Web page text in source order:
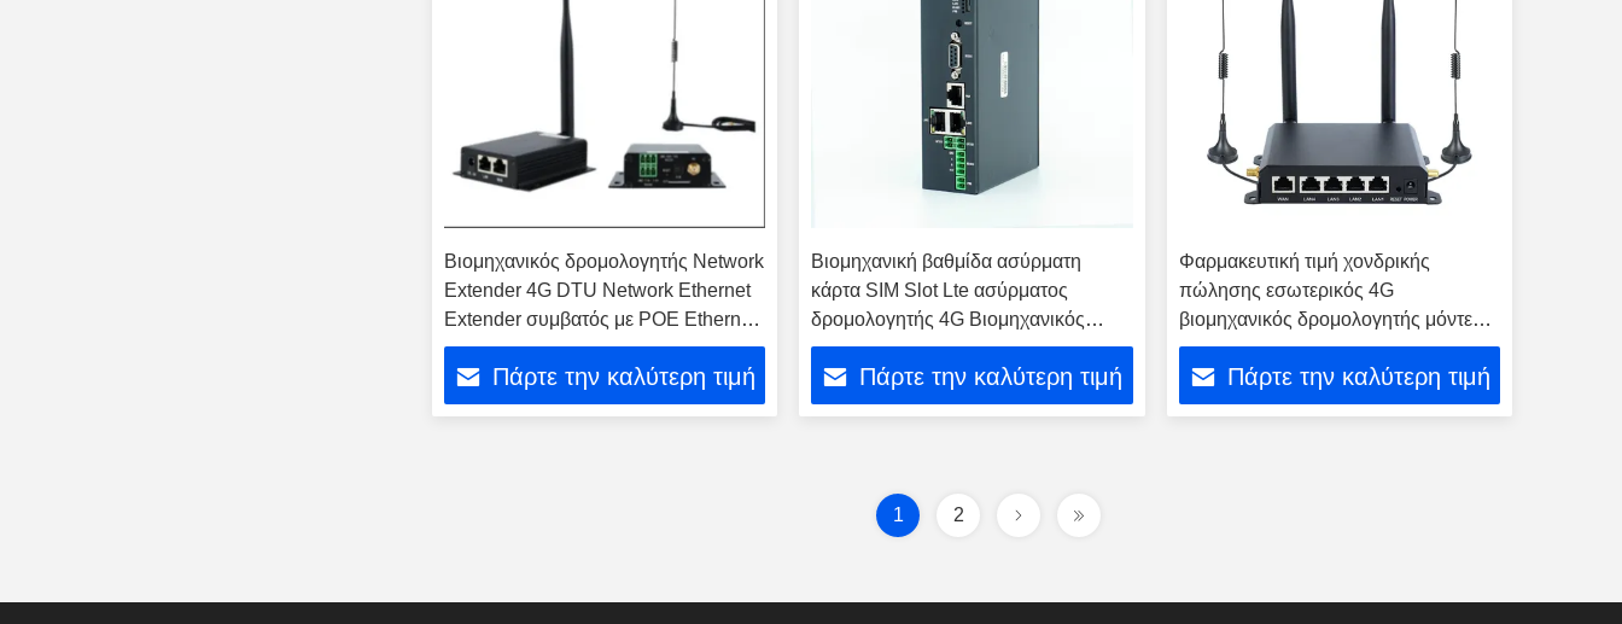
Βιομηχανικός δρομολογητής Network
Extender 4G DTU Network Ethernet
Extender συμβατός με POE Ethernet
Switches
Πάρτε την καλύτερη τιμή
Βιομηχανική βαθμίδα ασύρματη
κάρτα SIM Slot Lte ασύρματος
δρομολογητής 4G Βιομηχανικός
δρομολογητής DTU Υποστήριξη STA
λειτουργία εργασίας Wifi Serive
Πάρτε την καλύτερη τιμή
Φαρμακευτική τιμή χονδρικής
πώλησης εσωτερικός 4G
βιομηχανικός δρομολογητής μόντεμ
Lte Wifi δρομολογητής Wifi
ασύρματος δρομολογητής 4G με
κουζίνα κάρτας SIM
Πάρτε την καλύτερη τιμή
1 2